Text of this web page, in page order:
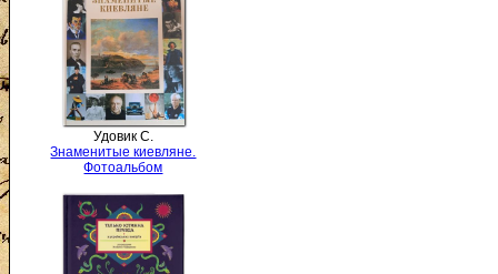
Удовик С.
Знаменитые киевляне.
Фотоальбом